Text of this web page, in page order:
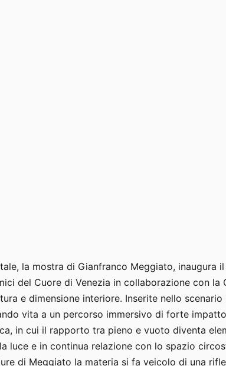
la mostra di Gianfranco Meggiato, inaugura
del Cuore di Venezia in collaborazione con
e dimensione interiore. Inserite nello
vita a un percorso immersivo di forte
in cui il rapporto tra pieno e vuoto diventa
luce e in continua relazione con lo spazio
di Meggiato la materia si fa veicolo di una